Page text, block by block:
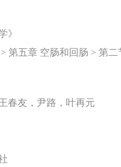
》
第五章 空肠和回肠 > 第
春友，尹路，叶再元